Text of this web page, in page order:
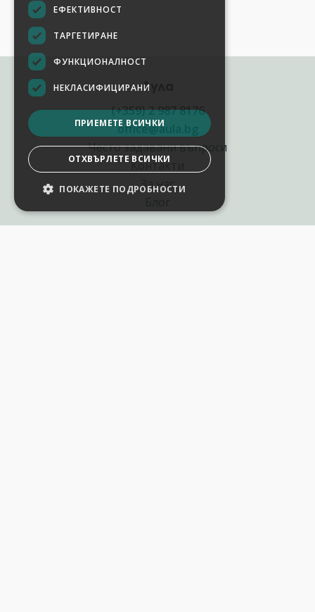
Аула
(+359) 2 987 8176
office@aula.bg
Често задавани въпроси
Контакти
За нас
ЕФЕКТИВНОСТ
ТАРГЕТИРАНЕ
ФУНКЦИОНАЛНОСТ
НЕКЛАСИФИЦИРАНИ
ПРИЕМЕТЕ ВСИЧКИ
ОТХВЪРЛЕТЕ ВСИЧКИ
ПОКАЖЕТЕ ПОДРОБНОСТИ